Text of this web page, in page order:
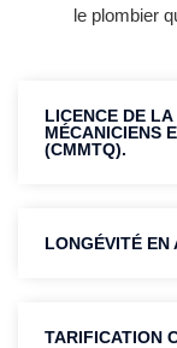
le plombier
LICENCE DE
MÉCANICIENS
(CMMTQ).
LONGÉVITÉ EN
TARIFICATION